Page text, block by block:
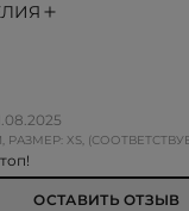
XS,
ОСТАВИТЬ ОТЗЫВ